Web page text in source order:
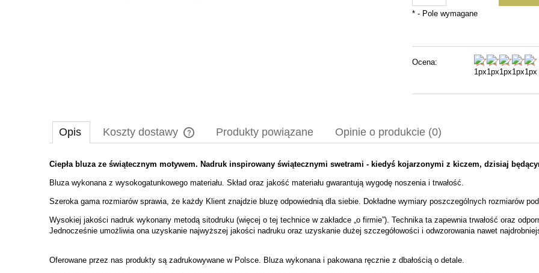
*- Pole wymagane
Ocena:
Opis Koszty dostawy
Cena nie zawiera ewentualnych kosztów
Produkty powiązane Opinie o produkcie (0)
Ciepła bluza ze świątecznym motywem. Nadruk inspirowany świątecznymi swetrami - kiedyś kojarzonymi z kiczem, dzisiaj
Bluza wykonana z wysokogatunkowego materiału. Skład oraz jakość materiału gwarantują wygodę noszenia i trwałość.
Szeroka gama rozmiarów sprawia, że każdy Klient znajdzie bluzę odpowiednią dla siebie. Dokładne wymiary poszczególnych rozmiarów
Wysokiej jakości nadruk wykonany metodą sitodruku (więcej o tej technice w zakładce „ o firmie”). Technika ta zapewnia trwałość oraz
Jednocześnie umożliwia ona uzyskanie najwyższej jakości nadruku oraz uzyskanie dużej szczegółowości i odwzorowania nawet
Oferowane przez nas produkty są zadrukowywane w Polsce. Bluza wykonana i pakowana ręcznie z dbałością o detale.